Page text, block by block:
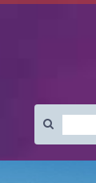
: